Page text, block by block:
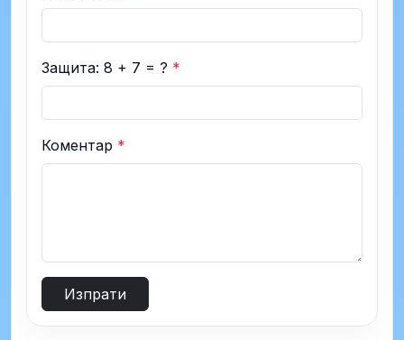
Защита: 8 + 7 = ? *
Коментар *
Изпрати